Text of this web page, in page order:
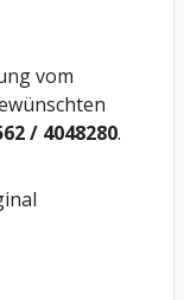
vom
/ 4048280.